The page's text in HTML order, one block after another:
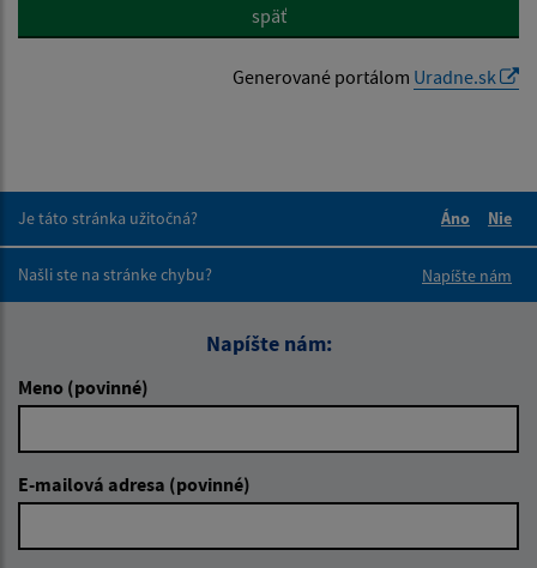
späť
Generované portálom Uradne.sk
Je táto stránka užitočná?
Áno
Nie
Našli ste na stránke chybu?
Napíšte nám
Napíšte nám:
Meno (povinné)
E-mailová adresa (povinné)